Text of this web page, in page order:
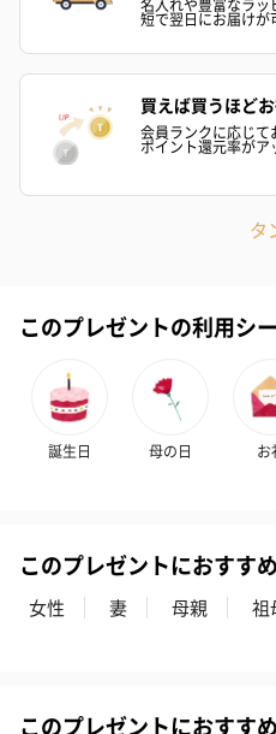
短で翌日にお届けが
買えば買うほど
会員ランクに応じて
ポイント還元率がア
タ
このプレゼントの利用シ
誕生日 母の日 お
このプレゼントにおすす
女性 妻 母親 祖
このプレゼントにおすす